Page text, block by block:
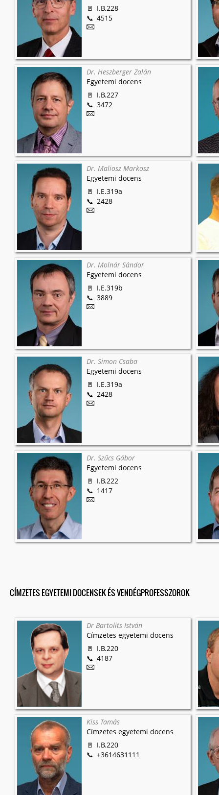
I.B.228
4515
Dr. Heszberger Zalán
Egyetemi docens
I.B.227
3472
Dr. Maliosz Markosz
Egyetemi docens
I.E.319a
2428
Dr. Molnár Sándor
Egyetemi docens
I.E.319b
3889
Dr. Simon Csaba
Egyetemi docens
I.E.319a
2428
Dr. Szűcs Gábor
Egyetemi docens
I.B.222
1417
CÍMZETES EGYETEMI DOCENSEK ÉS VENDÉGPROFESSZOROK
Dr Bartolits István
Címzetes egyetemi docens
I.B.220
4187
Kiss Tamás
Címzetes egyetemi docens
I.B.220
+3614631111